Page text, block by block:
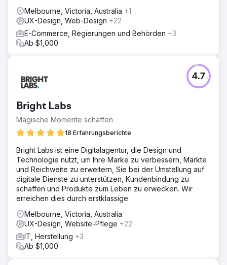
Melbourne, Victoria, Australia +1
UX-Design, Web-Design +22
E-Commerce, Regierungen und Behörden +3
Ab $1,000
Bright Labs
Magische Momente schaffen
18 Erfahrungsberichte
4.7
Bright Labs ist eine Digitalagentur, die Design und
Technologie nutzt, um Ihre Marke zu verbessern, Märkte
und Reichweite zu erweitern, Sie bei der Umstellung auf
digitale Dienste zu unterstützen, Kundenbindung zu
schaffen und Produkte zum Leben zu erwecken. Wir
erreichen dies durch erstklassige
Melbourne, Victoria, Australia
UX-Design, Website-Pflege +22
IT, Herstellung +3
Ab $1,000